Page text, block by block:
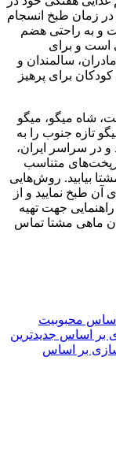
زمان طبخ انسجام
و به راحتی هضم
است و برای
سالمندان و
برای پرهیز
شاه میگو، میگو
تازه جنوب را به
در سراسر ایران،
متناسب
بیابید. روش‌هایی
آن طبخ نمایید و از
جهت تهیه
ماهی مشتا تماس
محبوبیت
بر اساس جدیدترین
بر اساس